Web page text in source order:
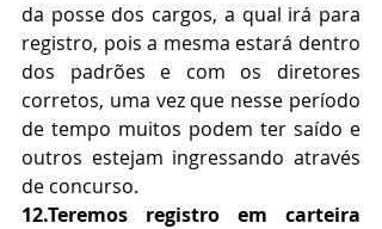
da posse dos cargos, a qual irá para
registro, pois a mesma estará dentro
dos padrões e com os diretores
corretos, uma vez que nesse período
de tempo muitos podem ter saído e
outros estejam ingressando através
de concurso.
12.Teremos registro em carteira